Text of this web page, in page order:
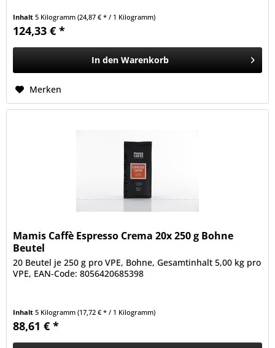
Inhalt5 Kilogramm(24,87 € * / 1 Kilogramm)
124,33 € *
In den Warenkorb
Merken
Mamis Caffè Espresso Crema 20x 250 g Bohne
Beutel
20 Beutel je 250 g pro VPE, Bohne, Gesamtinhalt 5,00 kg pro
VPE, EAN-Code: 8056420685398
Inhalt5 Kilogramm(17,72 € * / 1 Kilogramm)
88,61 € *